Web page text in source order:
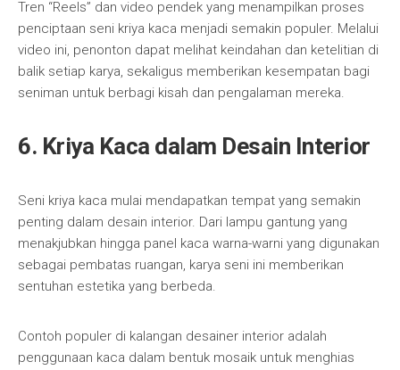
Tren “Reels” dan video pendek yang menampilkan proses
penciptaan seni kriya kaca menjadi semakin populer. Melalui
video ini, penonton dapat melihat keindahan dan ketelitian di
balik setiap karya, sekaligus memberikan kesempatan bagi
seniman untuk berbagi kisah dan pengalaman mereka.
6. Kriya Kaca dalam Desain Interior
Seni kriya kaca mulai mendapatkan tempat yang semakin
penting dalam desain interior. Dari lampu gantung yang
menakjubkan hingga panel kaca warna-warni yang digunakan
sebagai pembatas ruangan, karya seni ini memberikan
sentuhan estetika yang berbeda.
Contoh populer di kalangan desainer interior adalah
penggunaan kaca dalam bentuk mosaik untuk menghias